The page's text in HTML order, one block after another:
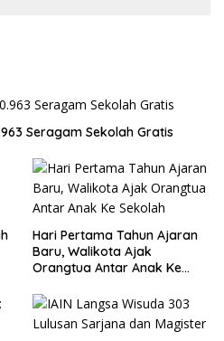
Seragam Sekolah Gratis
Hari Pertama Tahun Ajaran
Baru, Walikota Ajak
Orangtua Antar Anak Ke